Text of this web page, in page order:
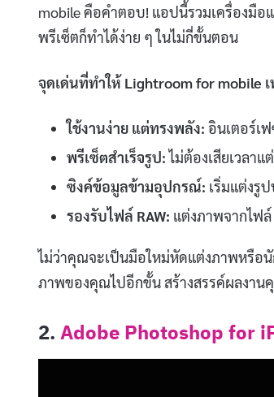
mobile คือคำตอบ! แอปนี้รวมเครื่องมื
พรีเซ็ตก็ทำได้ง่าย ๆ ในไม่กี่ขั้นตอน
จุดเด่นที่ทำให้ Lightroom for mobile
ใช้งานง่าย แต่ทรงพลัง: อินเตอร์เ
พรีเซ็ตสำเร็จรูป:ไม่ต้องเสียเวลาแ
ซิงค์ข้อมูลข้ามอุปกรณ์: เริ่มแต่งรู
รองรับไฟล์ RAW: แต่งภาพจากไฟ
ไม่ว่าคุณจะเป็นมือใหม่หัดแต่งภาพหรือ
ภาพของคุณไปอีกขั้น สร้างสรรค์ผลงาน
2. Adobe Photoshop for